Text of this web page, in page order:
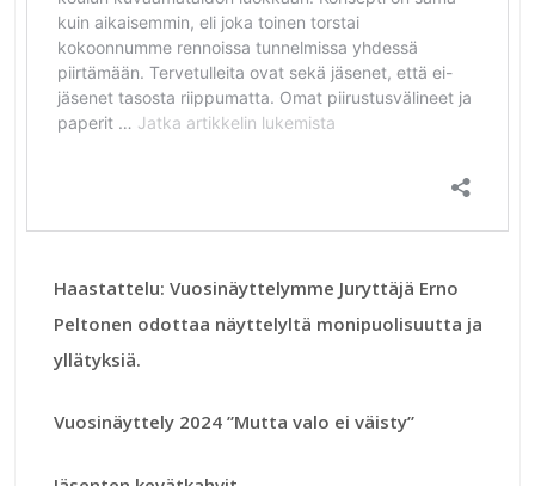
Haastattelu: Vuosinäyttelymme Juryttäjä Erno
Peltonen odottaa näyttelyltä monipuolisuutta ja
yllätyksiä.
Vuosinäyttely 2024 ”Mutta valo ei väisty”